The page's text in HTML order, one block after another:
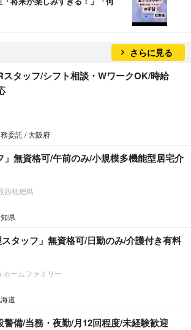
さらに見る
タッフ/シフト相談・WワークOK/時給
委託 / 大阪府
」無資格可/午前のみ/小規模多機能型居宅介
西枇杷島
県
スタッフ」無資格可/日勤のみ/介護付き有料
ームファミリー
道
備/当務・夜勤/月12回程度/未経験歓迎